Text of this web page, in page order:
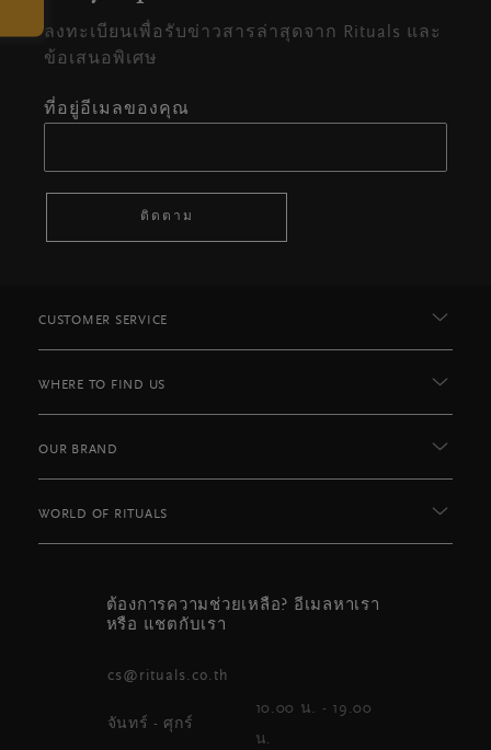
ลงทะเบียนเพื่อรับข่าวสารล่าสุดจาก Rituals และ
ข้อเสนอพิเศษ
ที่อยู่อีเมลของคุณ
ติดตาม
CUSTOMER SERVICE
WHERE TO FIND US
OUR BRAND
WORLD OF RITUALS
ต้องการความช่วยเหลือ? อีเมลหาเรา
หรือ แชตกับเรา
cs@rituals.co.th
จันทร์ - ศุกร์
10.00 น. - 19.00
น.